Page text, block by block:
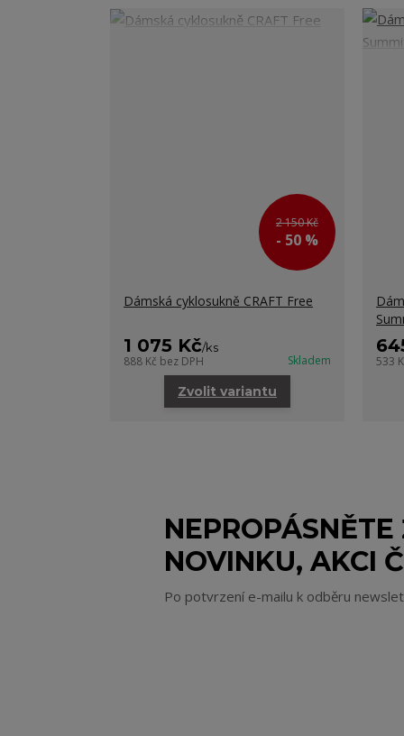
2 150 Kč
- 50 %
Dámská cyklosukně CRAFT Free
1 075 Kč/ks
888 Kč bez DPH Skladem
Zvolit variantu
533
NOVINKU, AKCI
Po potvrzení e-mailu k odběru